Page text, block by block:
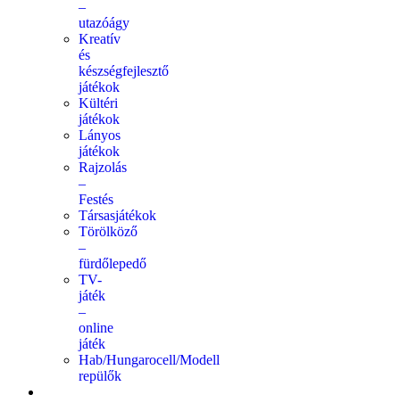
–
utazóágy
Kreatív
és
készségfejlesztő
játékok
Kültéri
játékok
Lányos
játékok
Rajzolás
–
Festés
Társasjátékok
Törölköző
–
fürdőlepedő
TV-
játék
–
online
játék
Hab/Hungarocell/Modell
repülők